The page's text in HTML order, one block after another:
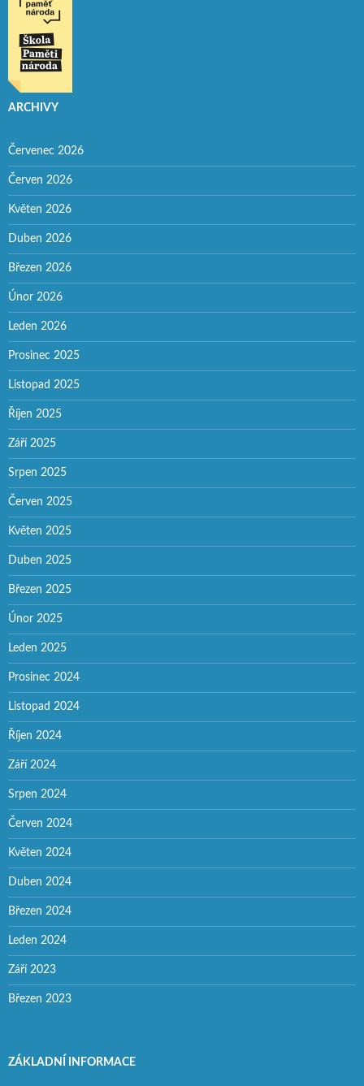
ARCHIVY
Červenec 2026
Červen 2026
Květen 2026
Duben 2026
Březen 2026
Únor 2026
Leden 2026
Prosinec 2025
Listopad 2025
Říjen 2025
Září 2025
Srpen 2025
Červen 2025
Květen 2025
Duben 2025
Březen 2025
Únor 2025
Leden 2025
Prosinec 2024
Listopad 2024
Říjen 2024
Září 2024
Srpen 2024
Červen 2024
Květen 2024
Duben 2024
Březen 2024
Leden 2024
Září 2023
Březen 2023
ZÁKLADNÍ INFORMACE